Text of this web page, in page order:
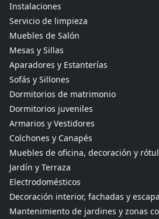
Instalaciones
Servicio de limpieza
Muebles de Salón
Mesas y Sillas
Aparadores y Estanterías
Sofás y Sillones
Dormitorios de matrimonio
Dormitorios juveniles
Armarios y Vestidores
Colchones y Canapés
Muebles de oficina, decoración y
Jardín y Terraza
Electrodomésticos
Decoración interior, fachadas y
Mantenimiento de jardines y zonas